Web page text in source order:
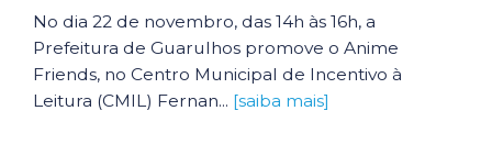
No dia 22 de novembro, das 14h às 16h, a
Prefeitura de Guarulhos promove o Anime
Friends, no Centro Municipal de Incentivo à
Leitura (CMIL) Fernan... [saiba mais]